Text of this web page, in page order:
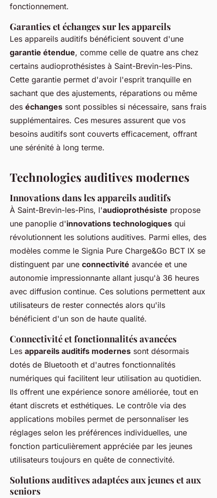
fonctionnement.
Garanties et échanges sur les appareils
Les appareils auditifs bénéficient souvent d'une
garantie étendue, comme celle de quatre ans chez
certains audioprothésistes à Saint-Brevin-les-Pins.
Cette garantie permet d'avoir l'esprit tranquille en
sachant que des ajustements, réparations ou même
des échanges sont possibles si nécessaire, sans frais
supplémentaires. Ces mesures assurent que vos
besoins auditifs sont couverts efficacement, offrant
une sérénité à long terme.
Technologies auditives modernes
Innovations dans les appareils auditifs
À Saint-Brevin-les-Pins, l'audioprothésiste propose
une panoplie d'innovations technologiques qui
révolutionnent les solutions auditives. Parmi elles, des
modèles comme le Signia Pure Charge&Go BCT IX se
distinguent par une connectivité avancée et une
autonomie impressionnante allant jusqu'à 36 heures
avec diffusion continue. Ces solutions permettent aux
utilisateurs de rester connectés alors qu'ils
bénéficient d'un son de haute qualité.
Connectivité et fonctionnalités avancées
Les appareils auditifs modernes sont désormais
dotés de Bluetooth et d'autres fonctionnalités
numériques qui facilitent leur utilisation au quotidien.
Ils offrent une expérience sonore améliorée, tout en
étant discrets et esthétiques. Le contrôle via des
applications mobiles permet de personnaliser les
réglages selon les préférences individuelles, une
fonction particulièrement appréciée par les jeunes
utilisateurs toujours en quête de connectivité.
Solutions auditives adaptées aux jeunes et aux
seniors